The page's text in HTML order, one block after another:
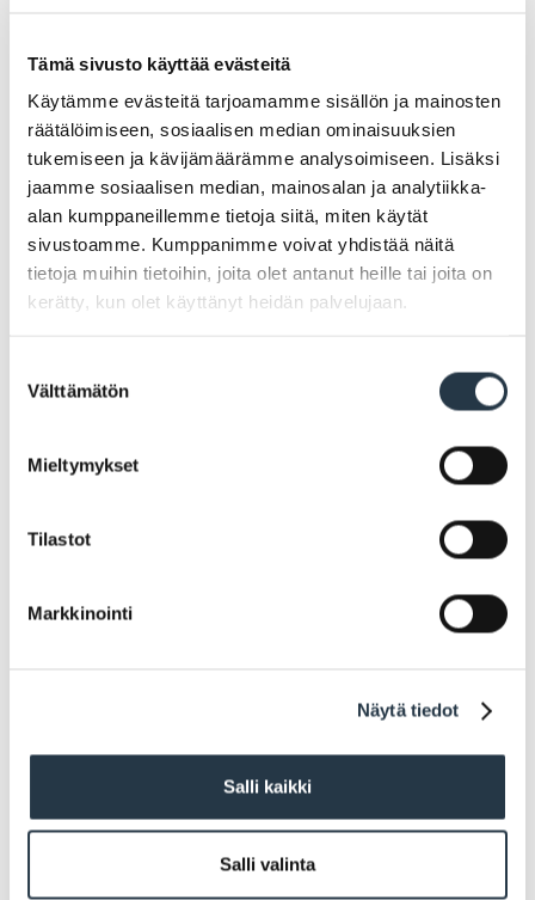
Tämä sivusto käyttää evästeitä
Käytämme evästeitä tarjoamamme sisällön ja mainosten
räätälöimiseen, sosiaalisen median ominaisuuksien
tukemiseen ja kävijämäärämme analysoimiseen. Lisäksi
jaamme sosiaalisen median, mainosalan ja analytiikka-
alan kumppaneillemme tietoja siitä, miten käytät
sivustoamme. Kumppanimme voivat yhdistää näitä
tietoja muihin tietoihin, joita olet antanut heille tai joita on
kerätty, kun olet käyttänyt heidän palvelujaan.
valinta
Välttämätön
Mieltymykset
Tilastot
Markkinointi
Näytä tiedot
Salli kaikki
Salli valinta
Teatterit
Kulttuurifoorumi
Kaveria vailla?